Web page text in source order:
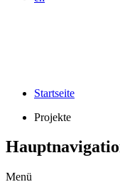
Startseite
Projekte
Menü